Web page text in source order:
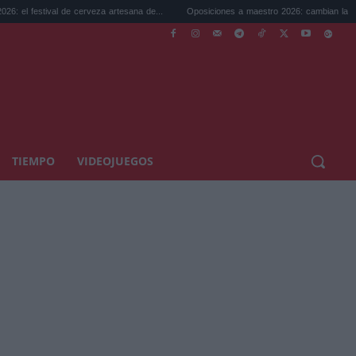
de cerveza artesana de... Oposiciones a maestro 2026: cambian la legislación...
TIEMPO VIDEOJUEGOS